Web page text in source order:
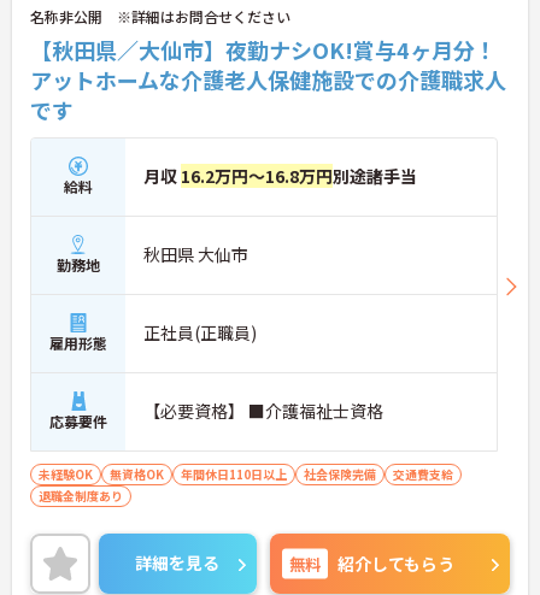
名称非公開 ※詳細はお問合せください
【秋田県／大仙市】夜勤ナシOK!賞与4ヶ月分！
アットホームな介護老人保健施設での介護職求人
です
給料 月収 16.2万円～16.8万円別途諸手当
勤務地 秋田県 大仙市
雇用形態 正社員(正職員)
応募要件 【必要資格】 ■介護福祉士資格
未経験OK 無資格OK 年間休日110日以上 社会保険完備
交通費支給
退職金制度あり
詳細を見る 無料 紹介してもらう